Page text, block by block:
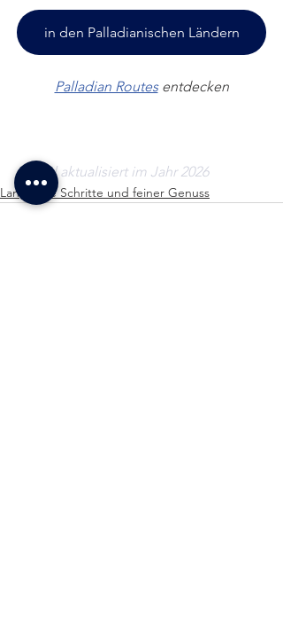
in den Palladianischen Ländern
Palladian Routes entdecken
Artikel aktualisiert im Jahr 2026
Langsame Schritte und feiner Genuss